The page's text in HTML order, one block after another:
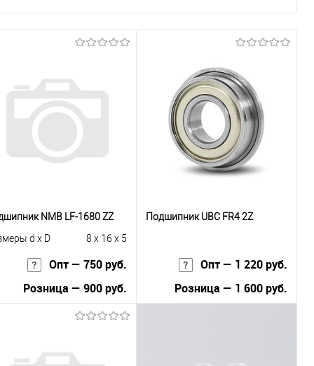
NMB LF-1680 ZZ
d x D
8 x 16 x 5
Опт — 750 руб.
Розница — 900 руб.
Подшипник UBC FR4 2Z
Опт — 1 220 руб.
Розница — 1 600 руб.